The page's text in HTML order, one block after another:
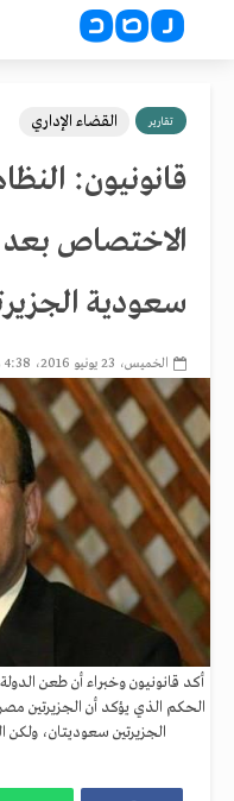
تقارير القضاء الإداري
قانونيون:
الاختصاص بعد
سعودية
الخميس، 23 يونيو 2016، 4:38 م
أكد قانونيون وخبراء أن طعن
الحكم الذي يؤكد أن الجزيرتين
الجزيرتين سعوديتان،